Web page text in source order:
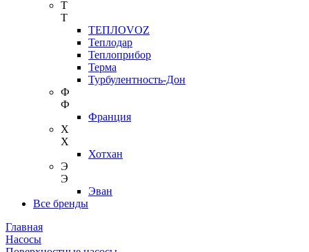
Т
Т
ТЕПЛОVOZ
Теплодар
Теплоприбор
Терма
Турбулентность-Дон
Ф
Ф
Франция
Х
Х
Хотхан
Э
Э
Эван
Все бренды
Главная
Насосы